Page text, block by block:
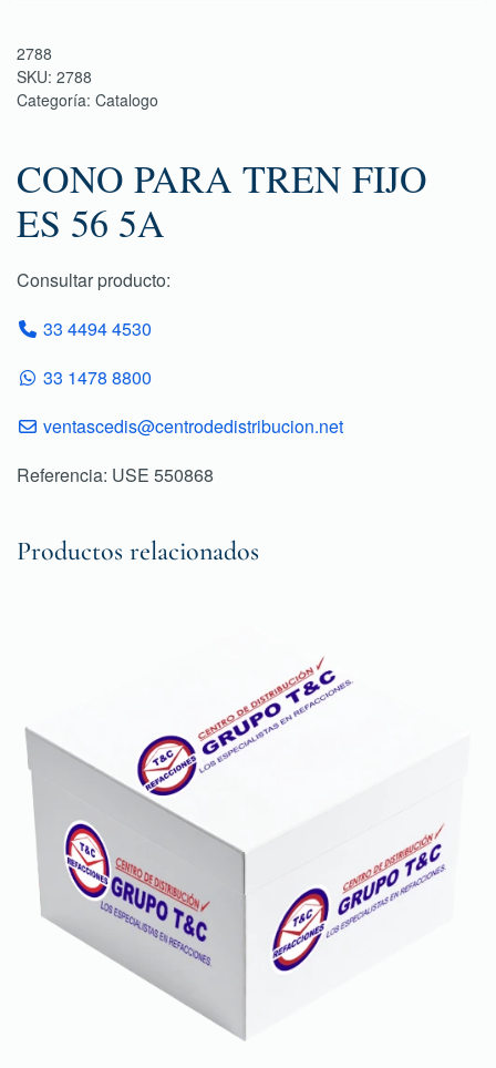
2788
SKU: 2788
Categoría: Catalogo
CONO PARA TREN FIJO
ES 56 5A
Consultar producto:
33 4494 4530
33 1478 8800
ventascedis@centrodedistribucion.net
Referencia: USE 550868
Productos relacionados